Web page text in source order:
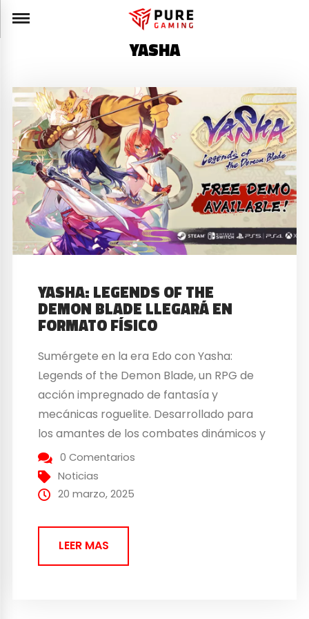
YASHA
YASHA: LEGENDS OF THE
DEMON BLADE LLEGARÁ EN
FORMATO FÍSICO
Sumérgete en la era Edo con Yasha:
Legends of the Demon Blade, un RPG de
acción impregnado de fantasía y
mecánicas roguelite. Desarrollado para
los amantes de los combates dinámicos y
narrativas profundas, este juego
transporta a los jugadores a un Japón
feudal envuelto en caos y misticismo. El
ha...
0 Comentarios
Noticias
20 marzo, 2025
LEER MAS